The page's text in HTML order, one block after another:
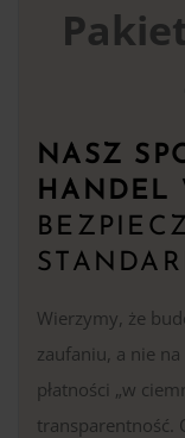
NASZ
HANDEL
Wierzymy, że
zaufaniu, a nie
płatności „w
transparentność.